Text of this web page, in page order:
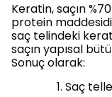
Keratin, saçın
protein
saç telindeki
saçın yapısal
Sonuç olarak:
Saç